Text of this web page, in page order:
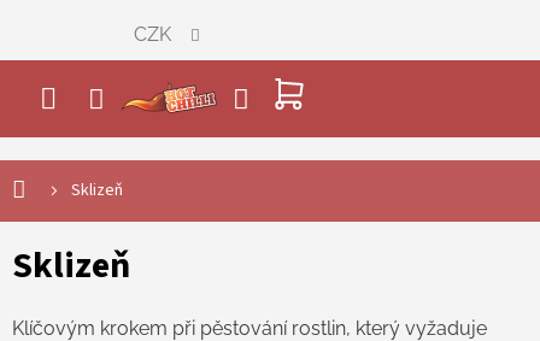
obsah
NÁKUPNÍ
KOŠÍK
CZK
Sklizeň
Sklizeň
Klíčovým krokem při pěstování rostlin, který vyžaduje